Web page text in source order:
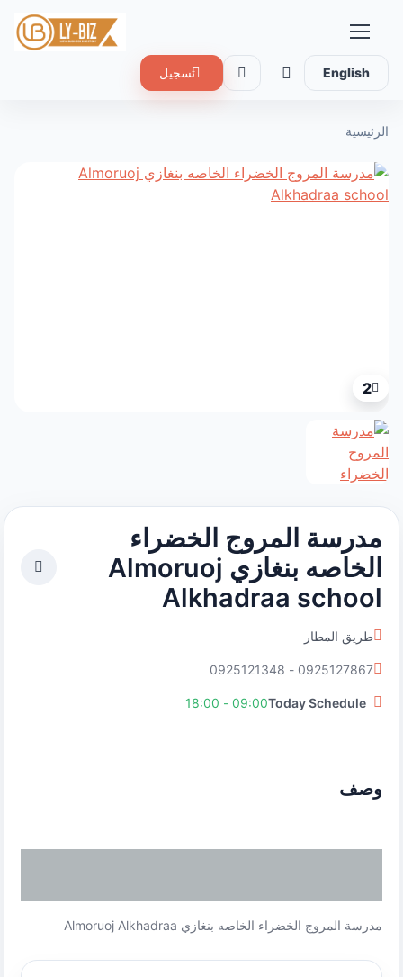
English تسجيل
الرئيسية
2
مدرسة المروج الخضراء
الخاصه بنغازي Almoruoj
Alkhadraa school
طريق المطار
0925127867 - 0925121348
Today Schedule
09:00 - 18:00
وصف
مدرسة المروج الخضراء الخاصه بنغازي Almoruoj Alkhadraa